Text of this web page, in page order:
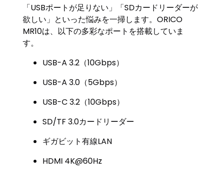
「USBポートが足りない」「SDカードリーダーが
欲しい」といった悩みを一掃します。ORICO
MR10は、以下の多彩なポートを搭載していま
す。
USB-A 3.2（10Gbps）
USB-A 3.0（5Gbps）
USB-C 3.2（10Gbps）
SD/TF 3.0カードリーダー
ギガビット有線LAN
HDMI 4K@60Hz